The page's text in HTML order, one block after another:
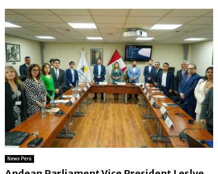
News Perú